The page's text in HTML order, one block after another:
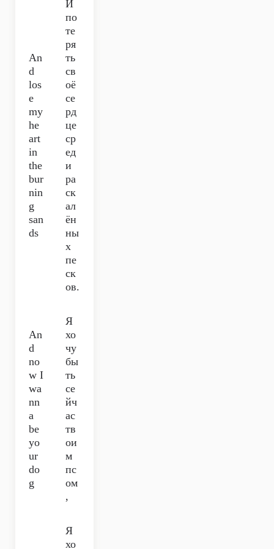
An
d
los
e
my
he
art
in
the
bur
nin
g
san
ds
И
по
те
ря
ть
св
оё
се
рд
це
ср
ед
и
ра
ск
ал
ён
ны
х
пе
ск
ов.
An
d
no
w I
wa
nn
a
be
yo
ur
do
g
Я
хо
чу
бы
ть
се
йч
ас
тв
ои
м
пс
ом
,
Я
хо